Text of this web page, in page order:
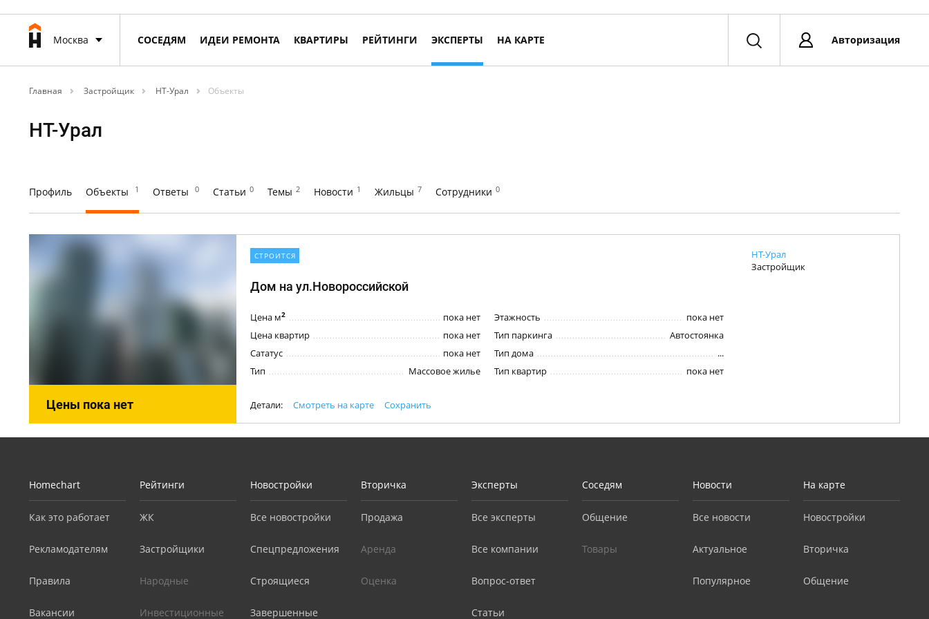
Москва СОСЕДЯМ ИДЕИ РЕМОНТА КВАРТИРЫ РЕЙТИНГИ ЭКСПЕРТЫ НА КАРТЕ Авторизация
Главная Застройщик НТ-Урал Объекты
НТ-Урал
Профиль Объекты 1 Ответы 0 Статьи 0 Темы 2 Новости 1 Жильцы 7 Сотрудники 0
Цены пока нет
СТРОИТСЯ
Дом на ул.Новороссийской
Цена м2
пока нет
Цена квартир
пока нет
Сататус
пока нет
Тип
Массовое жилье
Этажность
пока нет
Тип паркинга
Автостоянка
Тип дома
...
Тип квартир
пока нет
НТ-Урал
Застройщик
Детали: Смотреть на карте Сохранить
Homechart
Как это работает
Рекламодателям
Правила
Вакансии
Рейтинги
ЖК
Застройщики
Народные
Инвестиционные
Новостройки
Все новостройки
Спецпредложения
Строящиеся
Завершенные
Вторичка
Продажа
Аренда
Оценка
Эксперты
Все эксперты
Все компании
Вопрос-ответ
Статьи
Соседям
Общение
Товары
Новости
Все новости
Актуальное
Популярное
На карте
Новостройки
Вторичка
Общение